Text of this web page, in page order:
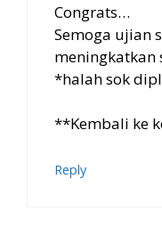
Congrats…
Semoga ujian
*halah sok
**Kembali ke
Reply